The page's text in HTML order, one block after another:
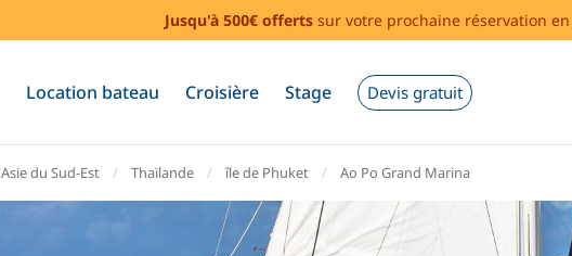
Jusqu'à 500€ offerts sur votre prochaine réservation
Location bateau Croisière Stage Devis gratuit
Asie du Sud-Est Thaïlande île de Phuket Ao Po Grand Marina